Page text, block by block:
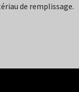
de remplissage.